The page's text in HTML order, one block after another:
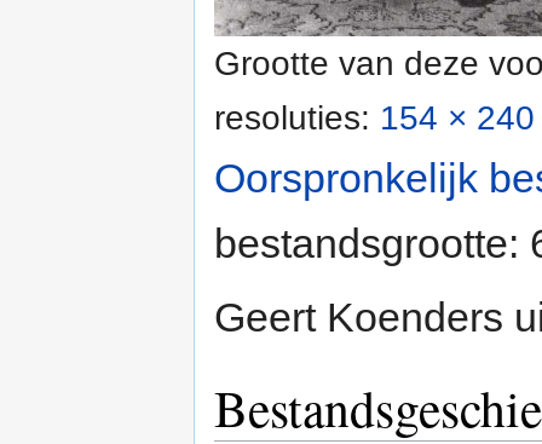
Grootte van deze
resoluties: 154 ×
Oorspronkelijk
bestandsgrootte:
Geert Koenders